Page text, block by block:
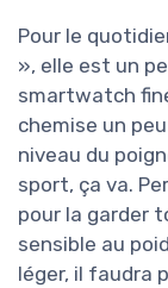
Pour le
», elle est un
smartwatch
chemise un
niveau du
sport, ça va.
pour la garder
sensible au
léger, il faudra